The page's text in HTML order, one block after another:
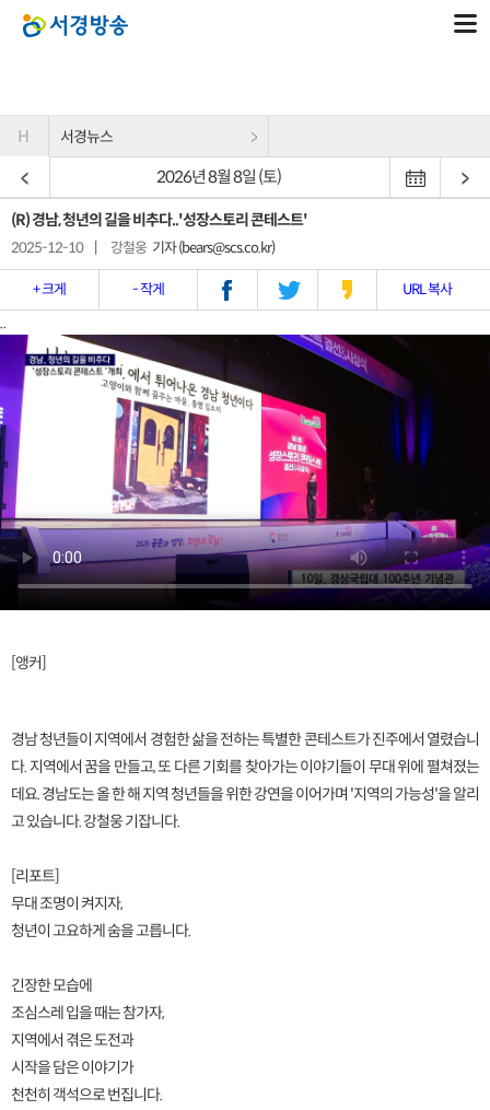
H 서경뉴스
2026년 8월 8일 (토)
(R) 경남, 청년의 길을 비추다..'성장스토리 콘테스트'
2025-12-10 강철웅 기자 (bears@scs.co.kr)
+ 크게 - 작게 URL 복사
..
[앵커]
경남 청년들이 지역에서 경험한 삶을 전하는 특별한 콘테스트가 진주에서 열렸습니
다. 지역에서 꿈을 만들고, 또 다른 기회를 찾아가는 이야기들이 무대 위에 펼쳐졌는
데요. 경남도는 올 한 해 지역 청년들을 위한 강연을 이어가며 '지역의 가능성'을 알리
고 있습니다. 강철웅 기잡니다.
[리포트]
무대 조명이 켜지자,
청년이 고요하게 숨을 고릅니다.
긴장한 모습에
조심스레 입을 때는 참가자,
지역에서 겪은 도전과
시작을 담은 이야기가
천천히 객석으로 번집니다.